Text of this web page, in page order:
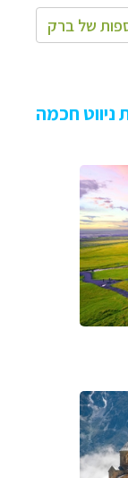
של ברק
– מערכת ניווט חכמה